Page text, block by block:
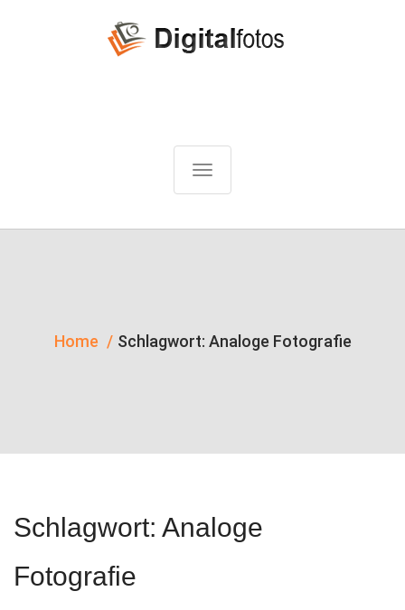
T
g
n
i
Home Schlagwort: Analoge Fotografie
Schlagwort: Analoge
Fotografie